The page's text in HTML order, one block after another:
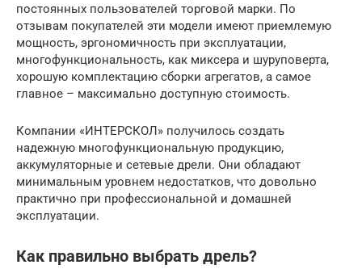
постоянных пользователей торговой марки. По
отзывам покупателей эти модели имеют приемлемую
мощность, эргономичность при эксплуатации,
многофункциональность, как миксера и шуруповерта,
хорошую комплектацию сборки агрегатов, а самое
главное – максимально доступную стоимость.
Компании «ИНТЕРСКОЛ» получилось создать
надежную многофункциональную продукцию,
аккумуляторные и сетевые дрели. Они обладают
минимальным уровнем недостатков, что довольно
практично при профессиональной и домашней
эксплуатации.
Как правильно выбрать дрель?